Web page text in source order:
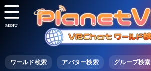
ワールド検索 アバター検索 グループ検索
MENU